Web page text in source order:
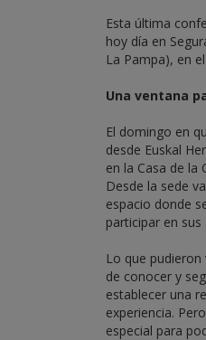
Esta última
hoy día en
La Pampa), en
Una ventana
El domingo en
desde Euskal
en la Casa de la
Desde la sede
espacio donde
participar en sus
Lo que
de conocer y
establecer una
experiencia.
especial para